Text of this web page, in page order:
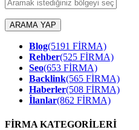
ARAMA YAP
Blog(5191 FİRMA)
Rehber(525 FİRMA)
Seo(653 FİRMA)
Backlink(565 FİRMA)
Haberler(508 FİRMA)
İlanlar(862 FİRMA)
FİRMA KATEGORİLERİ